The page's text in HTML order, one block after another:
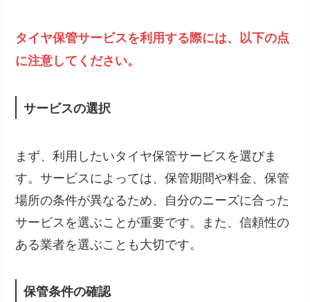
タイヤ保管サービスを利用する際には、以下の点
に注意してください。
サービスの選択
まず、利用したいタイヤ保管サービスを選びま
す。サービスによっては、保管期間や料金、保管
場所の条件が異なるため、自分のニーズに合った
サービスを選ぶことが重要です。また、信頼性の
ある業者を選ぶことも大切です。
保管条件の確認